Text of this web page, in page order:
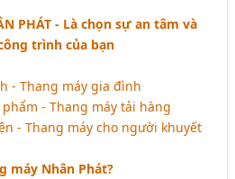
PHÁT- Là chọn sự an tâm và
trình của bạn
- Thang máy gia đình
- Thang máy tải hàng
- Thang máy cho người khuyết
máy Nhân Phát?